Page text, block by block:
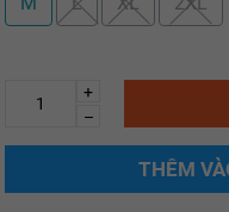
+
–
THÊM